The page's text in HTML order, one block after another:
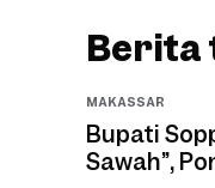
Berita
MAKASSAR
Bupati
Sawah”,